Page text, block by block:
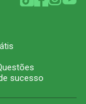
sucesso